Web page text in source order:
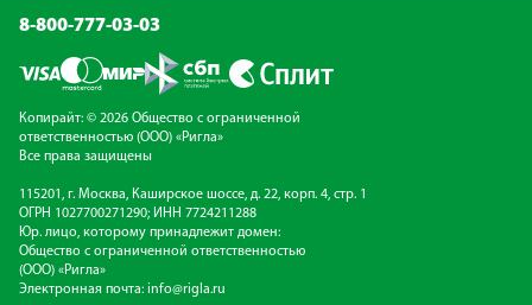
8-800-777-03-03
Копирайт: © 2026 Общество с ограниченной
ответственностью (ООО) «Ригла»
Все права защищены
115201, г. Москва, Каширское шоссе, д. 22, корп. 4, стр. 1
ОГРН 1027700271290; ИНН 7724211288
Юр. лицо, которому принадлежит домен:
Общество с ограниченной ответственностью
(ООО) «Ригла»
Электронная почта: info@rigla.ru